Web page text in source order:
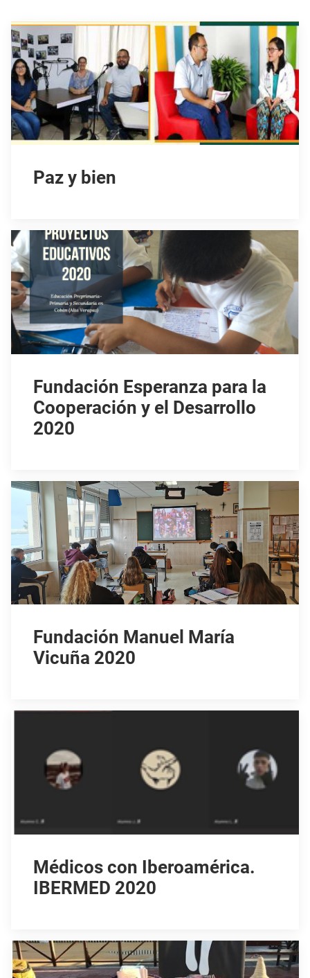
Paz y bien
Fundación Esperanza para la
Cooperación y el Desarrollo
2020
Fundación Manuel María
Vicuña 2020
Médicos con Iberoamérica.
IBERMED 2020